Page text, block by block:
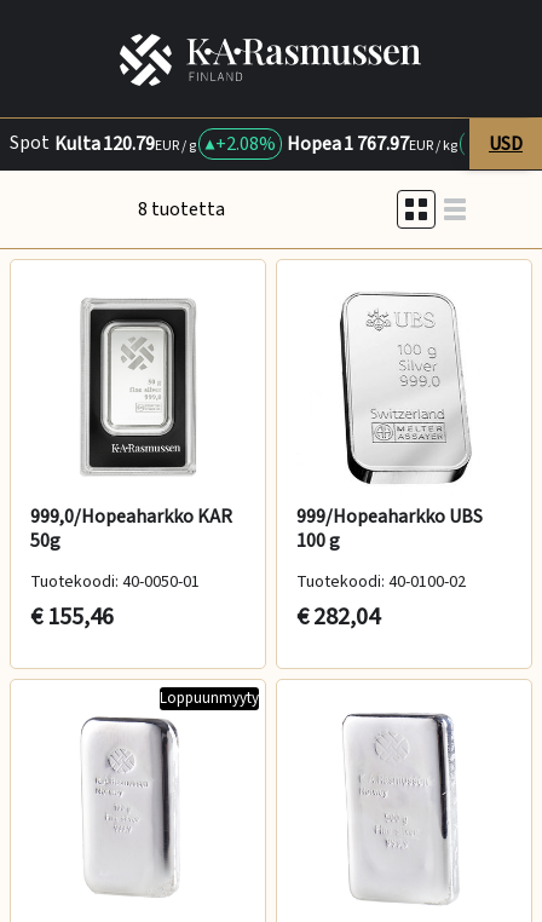
Spot Kulta120.79EUR / g +2.08% Hopea1 767.97EUR / kg 3%
USD
8 tuotetta
999,0/Hopeaharkko KAR
50g
Tuotekoodi: 40-0050-01
€ 155,46
999/Hopeaharkko UBS
100 g
Tuotekoodi: 40-0100-02
€ 282,04
Loppuunmyyty